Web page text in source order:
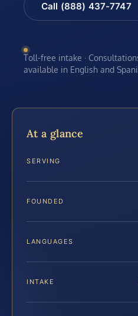
Call (888) 437-7747
Toll-free intake ·
available in English and
At a glance
SERVING
FOUNDED
LANGUAGES
INTAKE